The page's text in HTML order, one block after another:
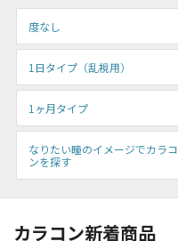
度なし
1日タイプ（乱視用）
1ヶ月タイプ
なりたい瞳のイメージでカラコ
ンを探す
カラコン新着商品